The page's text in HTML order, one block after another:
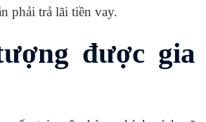
phải trả lãi tiền vay.
được gia